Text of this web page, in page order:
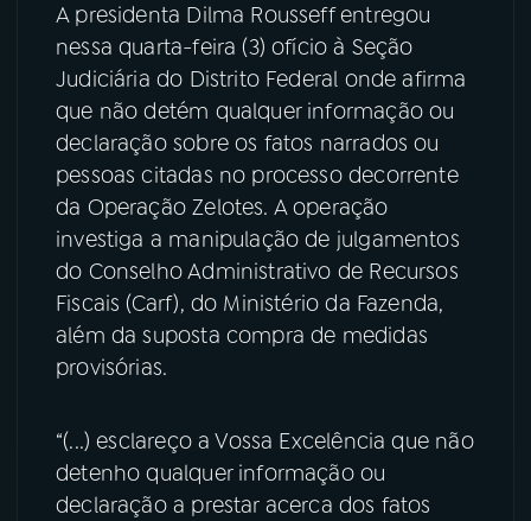
04PROGRAMAS
06VIDEOCASTS
07ÚLTIMAS
08FESTIVAL DE MÚSICA
ACOMPANHE A RÁDIO NACIONAL
Facebook
A presidenta Dilma Rousseff entregou
nessa quarta-feira (3) ofício à Seção
Judiciária do Distrito Federal onde afirma
que não detém qualquer informação ou
declaração sobre os fatos narrados ou
pessoas citadas no processo decorrente
da Operação Zelotes. A operação
investiga a manipulação de julgamentos
do Conselho Administrativo de Recursos
Fiscais (Carf), do Ministério da Fazenda,
além da suposta compra de medidas
provisórias.
“(...) esclareço a Vossa Excelência que não
detenho qualquer informação ou
declaração a prestar acerca dos fatos